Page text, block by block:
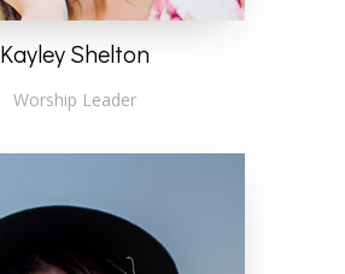
Kayley Shelton
Worship Leader